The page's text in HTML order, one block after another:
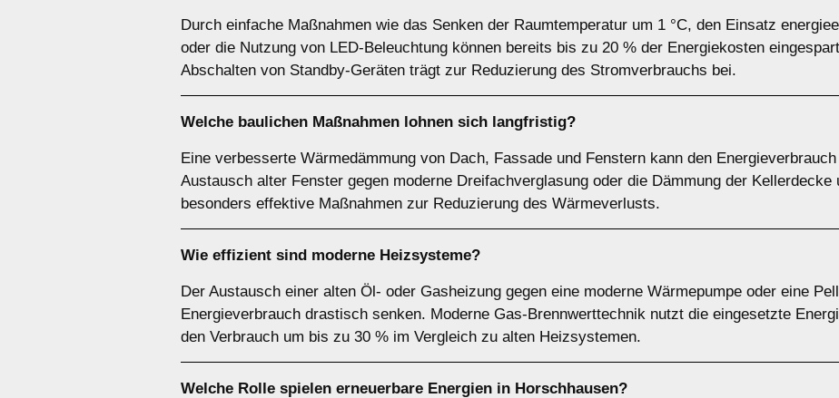
Durch einfache Maßnahmen wie das Senken der Raumtemperatur um 1 °C, den Einsatz
oder die Nutzung von LED-Beleuchtung können bereits bis zu 20 % der Energiekosten
Abschalten von Standby-Geräten trägt zur Reduzierung des Stromverbrauchs bei.
Welche baulichen Maßnahmen lohnen sich langfristig?
Eine verbesserte Wärmedämmung von Dach, Fassade und Fenstern kann den
Austausch alter Fenster gegen moderne Dreifachverglasung oder die Dämmung der Kellerdecke
besonders effektive Maßnahmen zur Reduzierung des Wärmeverlusts.
Wie effizient sind moderne Heizsysteme?
Der Austausch einer alten Öl- oder Gasheizung gegen eine moderne Wärmepumpe oder eine
Energieverbrauch drastisch senken. Moderne Gas-Brennwerttechnik nutzt die eingesetzte
den Verbrauch um bis zu 30 % im Vergleich zu alten Heizsystemen.
Welche Rolle spielen erneuerbare Energien in Horschhausen?